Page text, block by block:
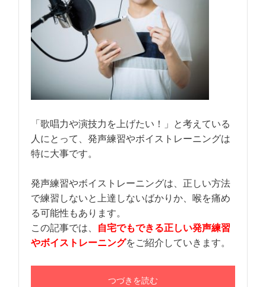
「歌唱力や演技力を上げたい！」と考えている
人にとって、発声練習やボイストレーニングは
特に大事です。
発声練習やボイストレーニングは、正しい方法
で練習しないと上達しないばかりか、喉を痛め
る可能性もあります。
この記事では、 自宅でもできる正しい発声練習
やボイストレーニングをご紹介していきます。
つづきを読む